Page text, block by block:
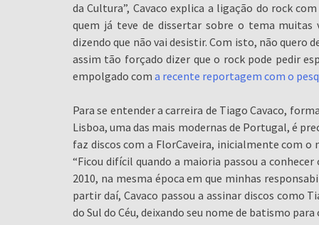
da Cultura”, Cavaco explica a ligação do rock
quem já teve de dissertar sobre o tema muitas
dizendo que não vai desistir. Com isto, não quero
assim tão forçado dizer que o rock pode pedir
empolgado com a recente reportagem com o
Para se entender a carreira de Tiago Cavaco,
Lisboa, uma das mais modernas de Portugal, é
faz discos com a FlorCaveira, inicialmente com
“Ficou difícil quando a maioria passou a
2010, na mesma época em que minhas
partir daí, Cavaco passou a assinar discos como
do Sul do Céu, deixando seu nome de batismo para